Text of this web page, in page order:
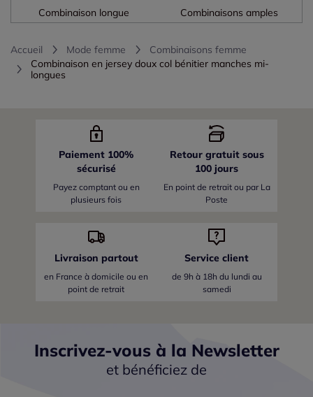
Combinaison longue
Combinaisons amples
Accueil Mode femme
Combinaisons femme
Combinaison en jersey doux col bénitier manches mi-
longues
Paiement 100%
sécurisé
Payez comptant ou en
plusieurs fois
Retour gratuit sous
100 jours
En point de retrait ou par La
Poste
Livraison partout
en France à domicile ou en
point de retrait
Service client
de 9h à 18h du lundi au
samedi
Inscrivez-vous à la Newsletter
et bénéficiez de